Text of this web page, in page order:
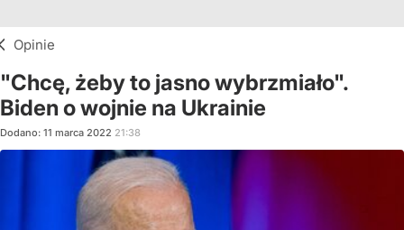
Opinie
"Chcę, żeby to jasno wybrzmiało".
Biden o wojnie na Ukrainie
Dodano: 11 marca 2022 21:38